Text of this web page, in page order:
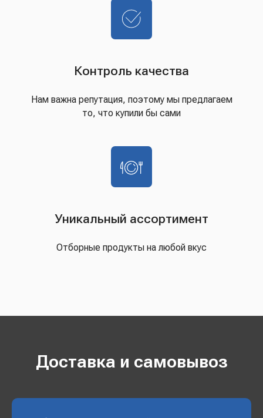
Контроль качества
Нам важна репутация, поэтому мы предлагаем
то, что купили бы сами
Уникальный ассортимент
Отборные продукты на любой вкус
Доставка и самовывоз